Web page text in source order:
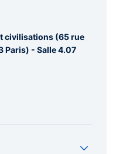
civilisations (65 rue
Paris) - Salle 4.07